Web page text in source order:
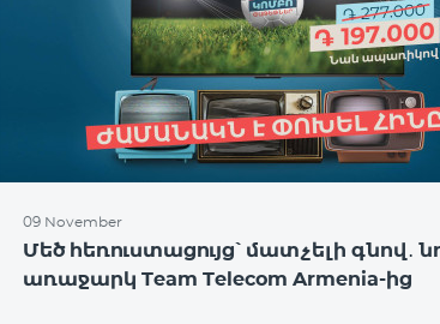
09 November
Մեծ հեռուստացույց՝ մատչելի գնով․
առաջարկ Team Telecom Armenia-ից